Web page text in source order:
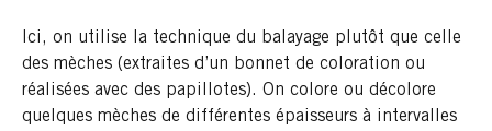
Ici, on utilise la technique du balayage plutôt que celle
des mèches (extraites d’un bonnet de coloration ou
réalisées avec des papillotes). On colore ou décolore
quelques mèches de différentes épaisseurs à intervalles